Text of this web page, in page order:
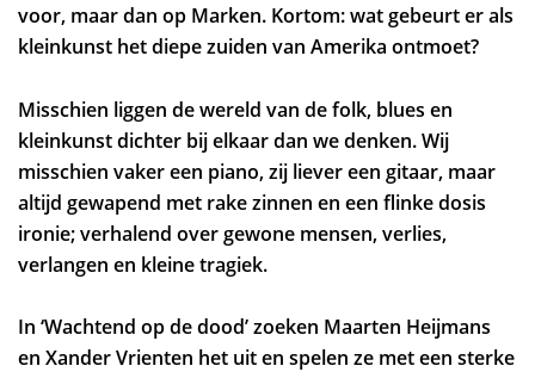
voor, maar dan op Marken. Kortom: wat gebeurt er als
kleinkunst het diepe zuiden van Amerika ontmoet?
Misschien liggen de wereld van de folk, blues en
kleinkunst dichter bij elkaar dan we denken. Wij
misschien vaker een piano, zij liever een gitaar, maar
altijd gewapend met rake zinnen en een flinke dosis
ironie; verhalend over gewone mensen, verlies,
verlangen en kleine tragiek.
In ‘Wachtend op de dood’ zoeken Maarten Heijmans
en Xander Vrienten het uit en spelen ze met een sterke